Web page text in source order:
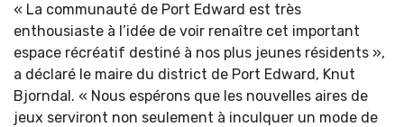
« La communauté de Port Edward est très
enthousiaste à l’idée de voir renaître cet important
espace récréatif destiné à nos plus jeunes résidents »,
a déclaré le maire du district de Port Edward, Knut
Bjorndal. « Nous espérons que les nouvelles aires de
jeux serviront non seulement à inculquer un mode de